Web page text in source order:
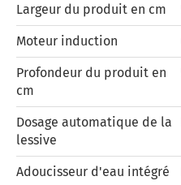
Largeur du produit en cm
Moteur induction
Profondeur du produit en
cm
Dosage automatique de la
lessive
Adoucisseur d'eau intégré